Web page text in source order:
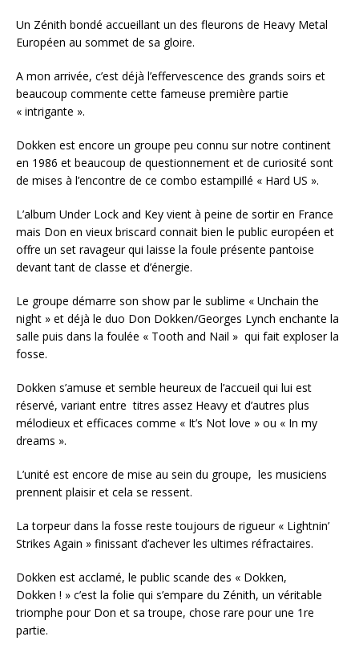
Un Zénith bondé accueillant un des fleurons de Heavy Metal
Européen au sommet de sa gloire.
A mon arrivée, c’est déjà l’effervescence des grands soirs et
beaucoup commente cette fameuse première partie
« intrigante ».
Dokken est encore un groupe peu connu sur notre continent
en 1986 et beaucoup de questionnement et de curiosité sont
de mises à l’encontre de ce combo estampillé « Hard US ».
L’album Under Lock and Key vient à peine de sortir en France
mais Don en vieux briscard connait bien le public européen et
offre un set ravageur qui laisse la foule présente pantoise
devant tant de classe et d’énergie.
Le groupe démarre son show par le sublime « Unchain the
night » et déjà le duo Don Dokken/Georges Lynch enchante la
salle puis dans la foulée « Tooth and Nail » qui fait exploser la
fosse.
Dokken s’amuse et semble heureux de l’accueil qui lui est
réservé, variant entre titres assez Heavy et d’autres plus
mélodieux et efficaces comme « It’s Not love » ou « In my
dreams ».
L’unité est encore de mise au sein du groupe, les musiciens
prennent plaisir et cela se ressent.
La torpeur dans la fosse reste toujours de rigueur « Lightnin’
Strikes Again » finissant d’achever les ultimes réfractaires.
Dokken est acclamé, le public scande des « Dokken,
Dokken ! » c’est la folie qui s’empare du Zénith, un véritable
triomphe pour Don et sa troupe, chose rare pour une 1re
partie.